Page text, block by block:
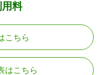
用料
こちら
はこちら